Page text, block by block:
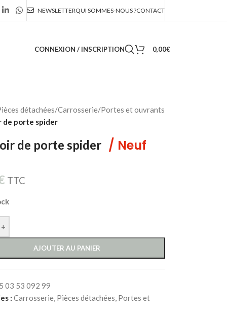
NEWSLETTERQUI SOMMES-NOUS ?CONTACT
CONNEXION / INSCRIPTION 0,00€
détachées/Carrosserie/Portes et ouvrants
porte spider
de porte spider / Neuf
TTC
+
AJOUTER AU PANIER
03 53 092 99
: Carrosserie, Pièces détachées, Portes et